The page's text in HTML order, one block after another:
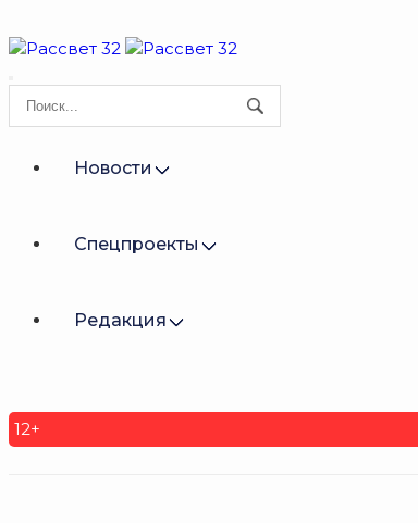
Новости
Спецпроекты
Редакция
12+